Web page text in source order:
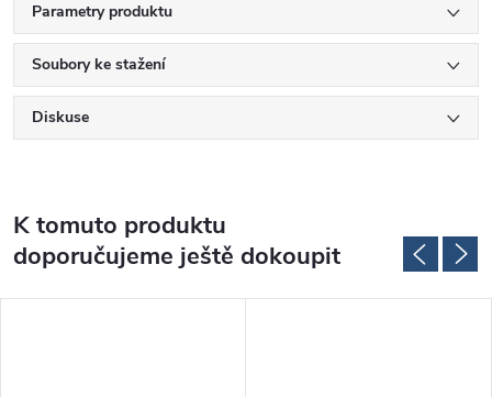
Parametry produktu
Soubory ke stažení
Diskuse
K tomuto produktu
doporučujeme ještě dokoupit